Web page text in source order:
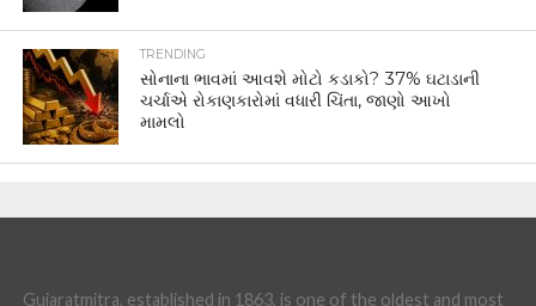
TRENDING
સોનાના ભાવમાં આવશે મોટો કડાકો? 37% ઘટાડાની
ચર્ચાએ રોકાણકારોમાં વધારી ચિંતા, જાણો આખો
મામલો
Gujaratmitra, established in 1863, is one of the oldest and most